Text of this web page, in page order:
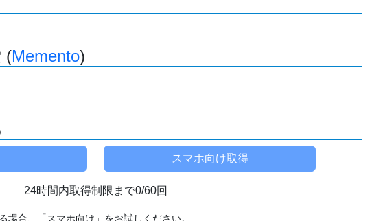
(Memento)
24時間内取得制限まで0/60回
合、「スマホ向け」をお試しください。